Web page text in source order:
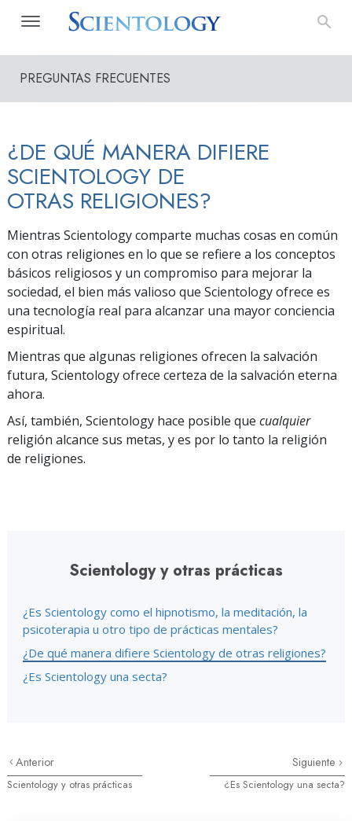
PREGUNTAS FRECUENTES
¿DE QUÉ MANERA DIFIERE
SCIENTOLOGY DE
OTRAS RELIGIONES?
Mientras Scientology comparte muchas cosas en común
con otras religiones en lo que se refiere a los conceptos
básicos religiosos y un compromiso para mejorar la
sociedad, el bien más valioso que Scientology ofrece es
una tecnología real para alcanzar una mayor conciencia
espiritual.
Mientras que algunas religiones ofrecen la salvación
futura, Scientology ofrece certeza de la salvación eterna
ahora.
Así, también, Scientology hace posible que cualquier
religión alcance sus metas, y es por lo tanto la religión
de religiones.
Scientology y otras prácticas
¿Es Scientology como el hipnotismo, la meditación, la
psicoterapia u otro tipo de prácticas mentales?
¿De qué manera difiere Scientology de otras religiones?
¿Es Scientology una secta?
Anterior
Scientology y otras prácticas
Siguiente
¿Es Scientology una secta?